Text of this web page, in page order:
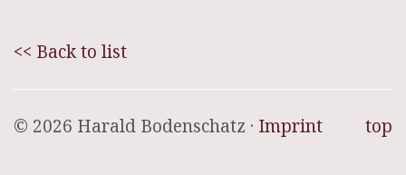
<< Back to list
top
© 2026 Harald Bodenschatz · Imprint